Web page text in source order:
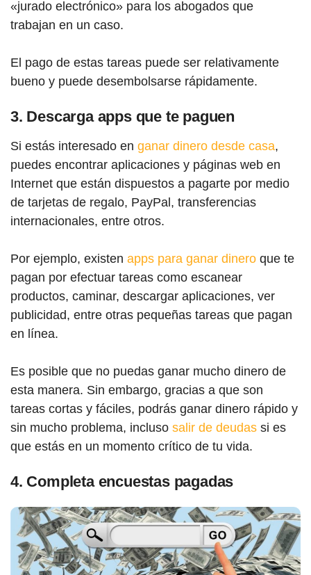
«jurado electrónico» para los abogados que
trabajan en un caso.
El pago de estas tareas puede ser relativamente
bueno y puede desembolsarse rápidamente.
3. Descarga apps que te paguen
Si estás interesado en ganar dinero desde casa,
puedes encontrar aplicaciones y páginas web en
Internet que están dispuestos a pagarte por medio
de tarjetas de regalo, PayPal, transferencias
internacionales, entre otros.
Por ejemplo, existen apps para ganar dinero que te
pagan por efectuar tareas como escanear
productos, caminar, descargar aplicaciones, ver
publicidad, entre otras pequeñas tareas que pagan
en línea.
Es posible que no puedas ganar mucho dinero de
esta manera. Sin embargo, gracias a que son
tareas cortas y fáciles, podrás ganar dinero rápido y
sin mucho problema, incluso salir de deudas si es
que estás en un momento crítico de tu vida.
4. Completa encuestas pagadas